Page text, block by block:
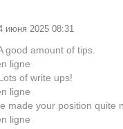
июня 2025 08:31
good amount of tips.
ligne
of write ups!
ligne
made your position quite
ligne